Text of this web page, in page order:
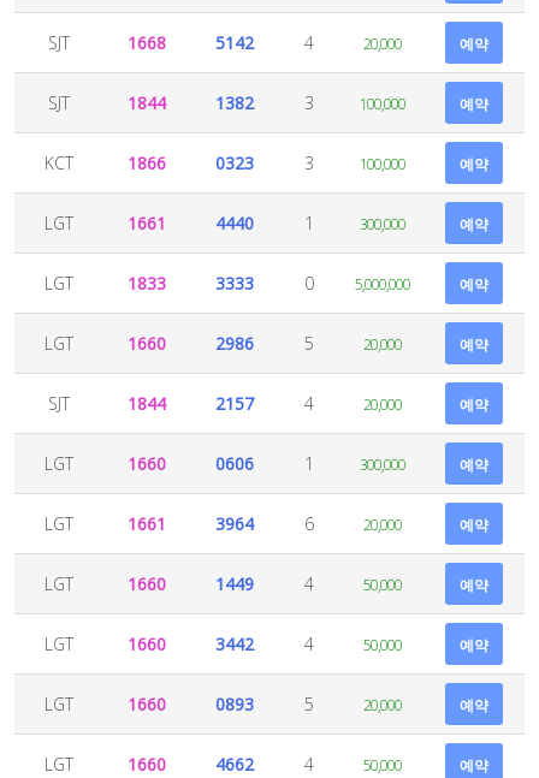
SJT 1668 5142 4 20,000 예약
SJT 1844 1382 3 100,000 예약
KCT 1866 0323 3 100,000 예약
LGT 1661 4440 1 300,000 예약
LGT 1833 3333 0 5,000,000 예약
LGT 1660 2986 5 20,000 예약
SJT 1844 2157 4 20,000 예약
LGT 1660 0606 1 300,000 예약
LGT 1661 3964 6 20,000 예약
LGT 1660 1449 4 50,000 예약
LGT 1660 3442 4 50,000 예약
LGT 1660 0893 5 20,000 예약
LGT 1660 4662 4 50,000 예약